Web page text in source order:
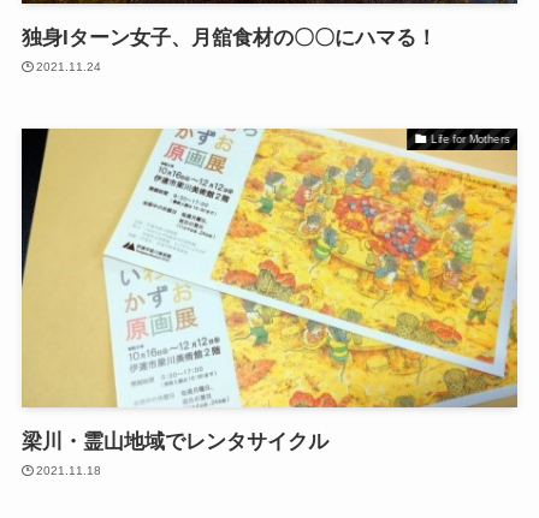
独身Iターン女子、月舘食材の〇〇にハマる！
2021.11.24
Life for Mothers
梁川・霊山地域でレンタサイクル
2021.11.18